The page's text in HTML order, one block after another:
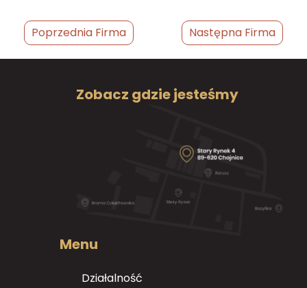
Poprzednia Firma Następna Firma
Zobacz gdzie jesteśmy
Menu
Działalność